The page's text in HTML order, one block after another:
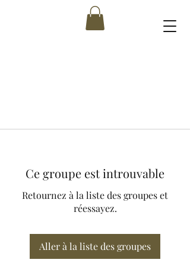
Ce groupe est introuvable
Retournez à la liste des groupes et
réessayez.
Aller à la liste des groupes